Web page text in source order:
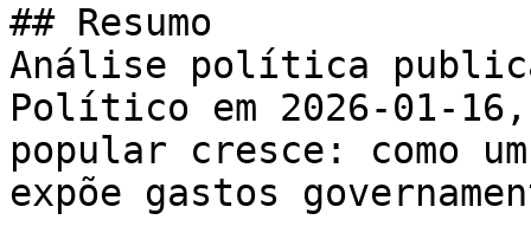
## Resumo
Análise política
Político em 2026-01-
popular cresce: como
expõe gastos